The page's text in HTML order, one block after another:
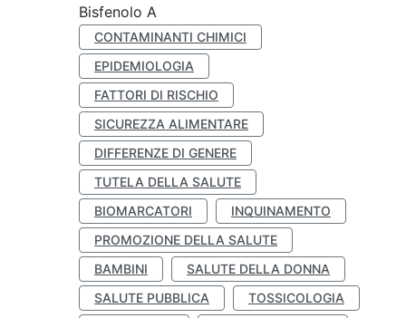
Bisfenolo A
CONTAMINANTI CHIMICI
EPIDEMIOLOGIA
FATTORI DI RISCHIO
SICUREZZA ALIMENTARE
DIFFERENZE DI GENERE
TUTELA DELLA SALUTE
BIOMARCATORI
INQUINAMENTO
PROMOZIONE DELLA SALUTE
BAMBINI
SALUTE DELLA DONNA
SALUTE PUBBLICA
TOSSICOLOGIA